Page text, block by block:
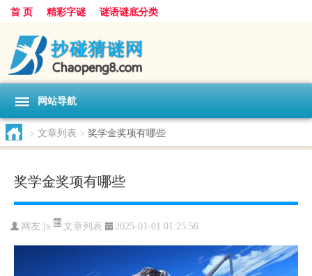
首 页 精彩字谜 谜语谜底分类
网站导航
> 文章列表 > 奖学金奖项有哪些
奖学金奖项有哪些
网友:jx 文章列表 2025-01-01 01:25:56